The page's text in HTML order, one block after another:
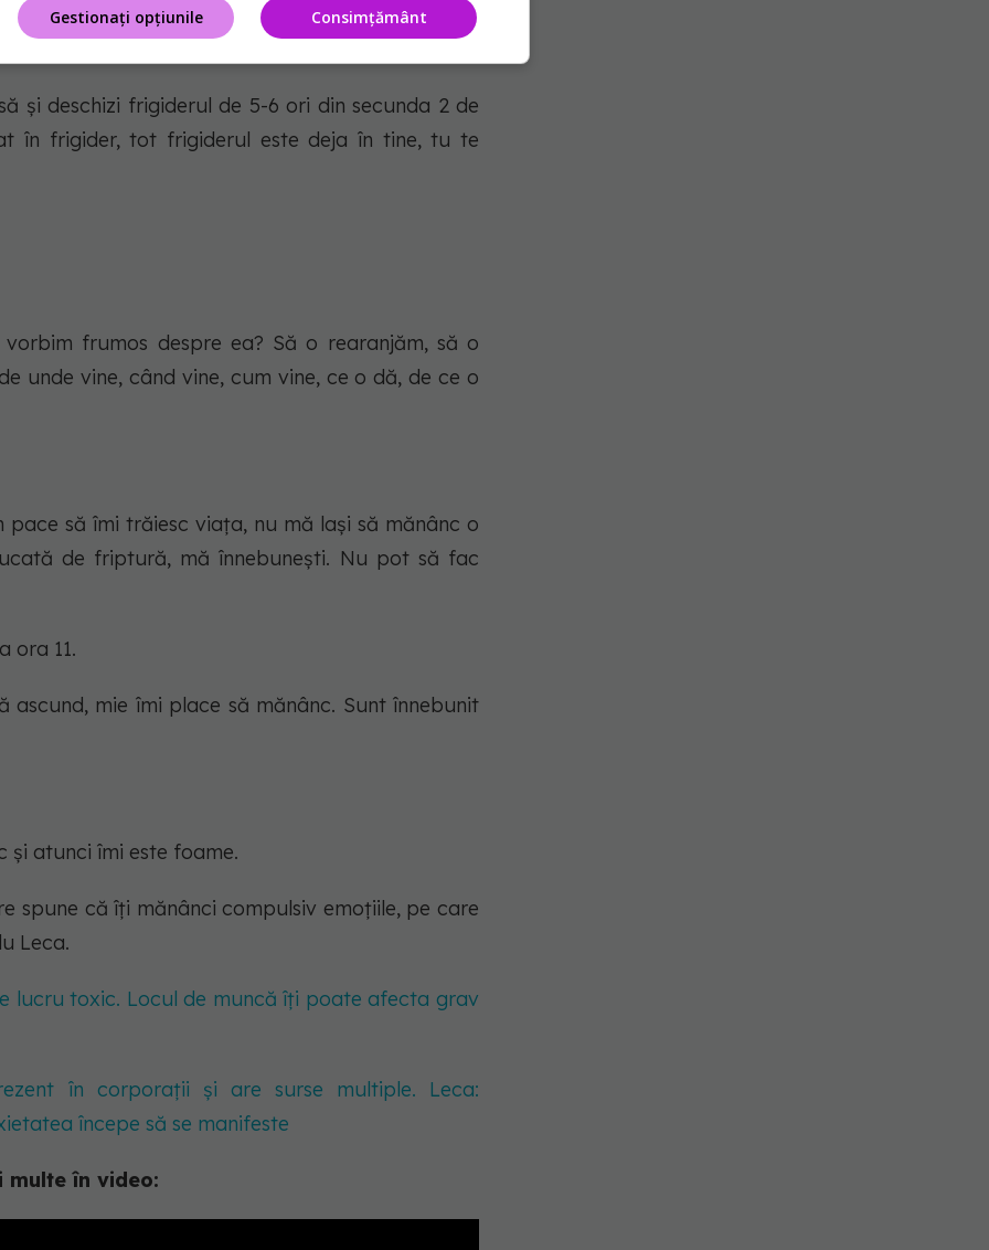
ascunzi tristețea, ceva trebuie să îi ia locul.
și deschizi frigiderul de 5-6 ori din secunda 2 de
în frigider, tot frigiderul este deja în tine, tu te
frumos despre ea? Să o rearanjăm, să o
unde vine, când vine, cum vine, ce o dă, de ce o
pace să îmi trăiesc viața, nu mă lași să mănânc o
de friptură, mă înnebunești. Nu pot să fac
ora 11.
ascund, mie îmi place să mănânc. Sunt înnebunit
și atunci îmi este foame.
spune că îți mănânci compulsiv emoțiile, pe care
Leca.
lucru toxic. Locul de muncă îți poate afecta grav
în corporații și are surse multiple. Leca:
începe să se manifeste
multe în video:
Consimțământ
Gestionați opțiunile